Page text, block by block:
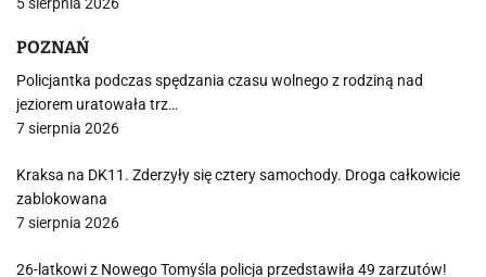
POZNAŃ
Policjantka podczas spędzania czasu wolnego z rodziną nad
jeziorem uratowała trz…
7 sierpnia 2026
Kraksa na DK11. Zderzyły się cztery samochody. Droga całkowicie
zablokowana
7 sierpnia 2026
26-latkowi z Nowego Tomyśla policja przedstawiła 49 zarzutów!